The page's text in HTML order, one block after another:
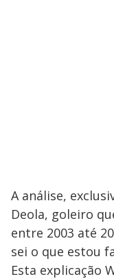
A análise,
Deola, goleiro
entre 2003 até
sei o que estou
Esta explicação